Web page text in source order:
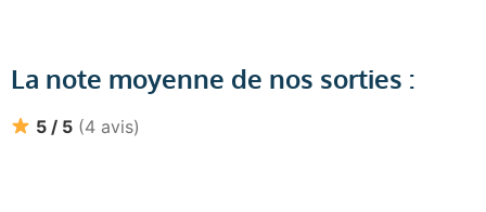
La note moyenne de nos sorties :
5 / 5 (4 avis)